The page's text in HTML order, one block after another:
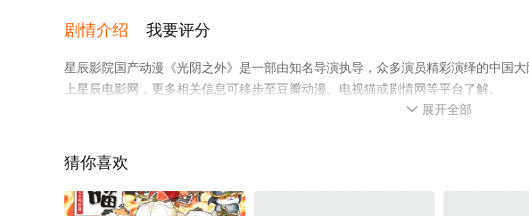
剧情介绍 我要评分
星辰影院国产动漫《光阴之外》是一部由知名导演执导，众多演员精彩演绎的中国
上星辰电影网，更多相关信息可移步至豆瓣动漫、电视猫或剧情网等平台了解。
 展开全部
猜你喜欢